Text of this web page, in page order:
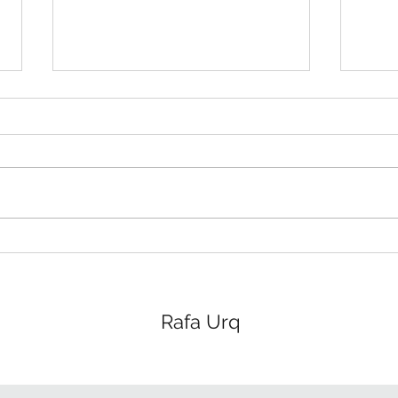
E de fato o que é sonhar?
Um verbo. Pronto, até aqui
conectar com qualquer...
Rafa Urq